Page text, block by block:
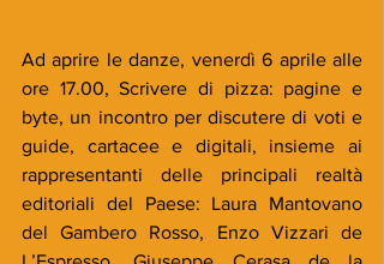
Ad aprire le danze, venerdì 6 aprile alle
ore 17.00, Scrivere di pizza: pagine e
byte, un incontro per discutere di voti e
guide, cartacee e digitali, insieme ai
rappresentanti delle principali realtà
editoriali del Paese: Laura Mantovano
del Gambero Rosso, Enzo Vizzari de